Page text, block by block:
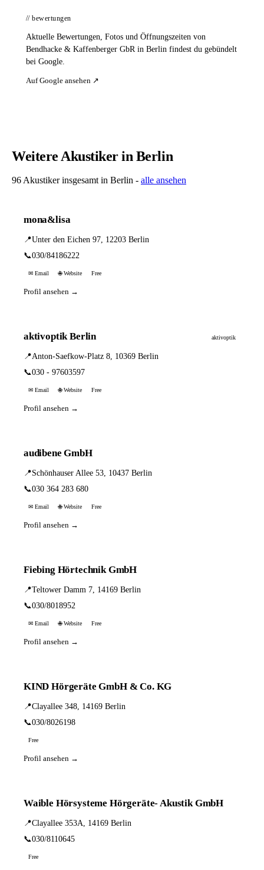
// bewertungen
Aktuelle Bewertungen, Fotos und Öffnungszeiten von
Bendhacke & Kaffenberger GbR in Berlin findest du gebündelt
bei Google.
Auf Google ansehen ↗
Weitere Akustiker in Berlin
96 Akustiker insgesamt in Berlin - alle ansehen
mona&lisa
📍Unter den Eichen 97, 12203 Berlin
📞030/84186222
✉ Email 🌐 Website Free
Profil ansehen →
aktivoptik Berlin aktivoptik
📍Anton-Saefkow-Platz 8, 10369 Berlin
📞030 - 97603597
✉ Email 🌐 Website Free
Profil ansehen →
audibene GmbH
📍Schönhauser Allee 53, 10437 Berlin
📞030 364 283 680
✉ Email 🌐 Website Free
Profil ansehen →
Fiebing Hörtechnik GmbH
📍Teltower Damm 7, 14169 Berlin
📞030/8018952
✉ Email 🌐 Website Free
Profil ansehen →
KIND Hörgeräte GmbH & Co. KG
📍Clayallee 348, 14169 Berlin
📞030/8026198
Free
Profil ansehen →
Waible Hörsysteme Hörgeräte- Akustik GmbH
📍Clayallee 353A, 14169 Berlin
📞030/8110645
Free